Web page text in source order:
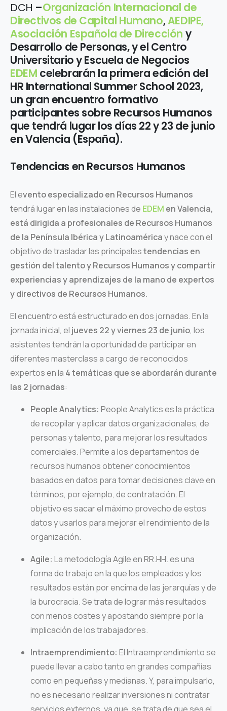
DCH –Organización Internacional de
Directivos de Capital Humano,AEDIPE,
Asociación Española de Dirección y
Desarrollo de Personas, y el Centro
Universitario y Escuela de Negocios
EDEM celebrarán la primera edición del
HR International Summer School 2023,
un gran encuentro formativo
participantes sobre Recursos Humanos
que tendrá lugar los días 22 y 23 de junio
en Valencia (España).
Tendencias en Recursos Humanos
El evento especializado en Recursos Humanos
tendrá lugar en las instalaciones de EDEM en Valencia,
está dirigida a profesionales de Recursos Humanos
de la Península Ibérica y Latinoaméricay nace con el
objetivo de trasladar las principalestendencias en
gestión del talento y Recursos Humanos y compartir
experiencias y aprendizajes de la mano de expertos
y directivos de Recursos Humanos.
El encuentro está estructurado en dos jornadas. En la
jornada inicial, el jueves 22 y viernes 23 de junio, los
asistentes tendrán la oportunidad de participar en
diferentes masterclass a cargo de reconocidos
expertos en la 4 temáticas que se abordarán durante
las 2 jornadas:
People Analytics: People Analytics es la práctica
de recopilar y aplicar datos organizacionales, de
personas y talento, para mejorar los resultados
comerciales. Permite a los departamentos de
recursos humanos obtener conocimientos
basados en datos para tomar decisiones clave en
términos, por ejemplo, de contratación. El
objetivo es sacar el máximo provecho de estos
datos y usarlos para mejorar el rendimiento de la
organización.
Agile: La metodología Agile en RR.HH. es una
forma de trabajo en la que los empleados y los
resultados están por encima de las jerarquías y de
la burocracia. Se trata de lograr más resultados
con menos costes y apostando siempre por la
implicación de los trabajadores.
Intraemprendimiento: El Intraemprendimiento se
puede llevar a cabo tanto en grandes compañías
como en pequeñas y medianas. Y, para impulsarlo,
no es necesario realizar inversiones ni contratar